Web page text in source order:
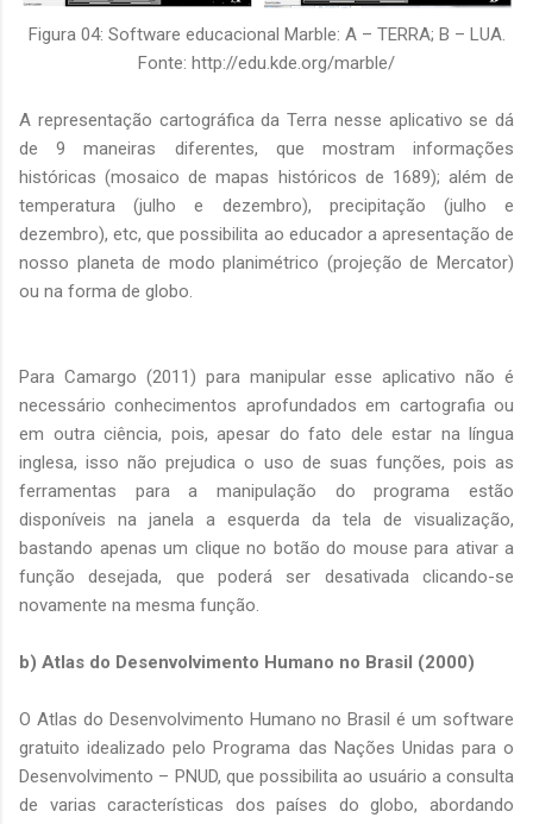
Figura 04: Software educacional Marble: A – TERRA; B – LUA.
Fonte: http://edu.kde.org/marble/
A representação cartográfica da Terra nesse aplicativo se dá
de 9 maneiras diferentes, que mostram informações
históricas (mosaico de mapas históricos de 1689); além de
temperatura (julho e dezembro), precipitação (julho e
dezembro), etc, que possibilita ao educador a apresentação de
nosso planeta de modo planimétrico (projeção de Mercator)
ou na forma de globo.
Para Camargo (2011) para manipular esse aplicativo não é
necessário conhecimentos aprofundados em cartografia ou
em outra ciência, pois, apesar do fato dele estar na língua
inglesa, isso não prejudica o uso de suas funções, pois as
ferramentas para a manipulação do programa estão
disponíveis na janela a esquerda da tela de visualização,
bastando apenas um clique no botão do mouse para ativar a
função desejada, que poderá ser desativada clicando-se
novamente na mesma função.
b) Atlas do Desenvolvimento Humano no Brasil (2000)
O Atlas do Desenvolvimento Humano no Brasil é um software
gratuito idealizado pelo Programa das Nações Unidas para o
Desenvolvimento – PNUD, que possibilita ao usuário a consulta
de varias características dos países do globo, abordando